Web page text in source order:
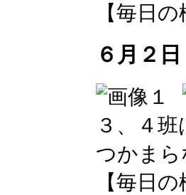
【毎日
６月２
３、４
つかま
【毎日